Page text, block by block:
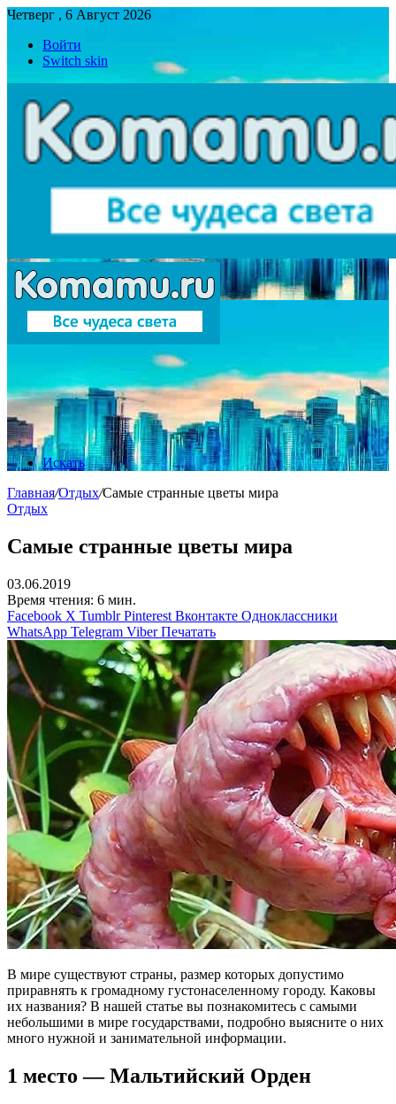
Четверг , 6 Август 2026
Войти
Switch skin
Искать
Главная/Отдых/Самые странные цветы мира
Отдых
Самые странные цветы мира
03.06.2019
Время чтения: 6 мин.
Facebook X Tumblr Pinterest Вконтакте Одноклассники
WhatsApp Telegram Viber Печатать
В мире существуют страны, размер которых допустимо
приравнять к громадному густонаселенному городу. Каковы
их названия? В нашей статье вы познакомитесь с самыми
небольшими в мире государствами, подробно выясните о них
много нужной и занимательной информации.
1 место — Мальтийский Орден